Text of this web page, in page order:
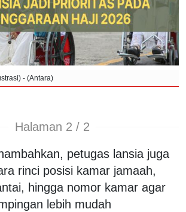
- (Antara)
Halaman 2 / 2
petugas lansia juga
rinci posisi kamar jamaah,
hingga nomor kamar agar
lebih mudah